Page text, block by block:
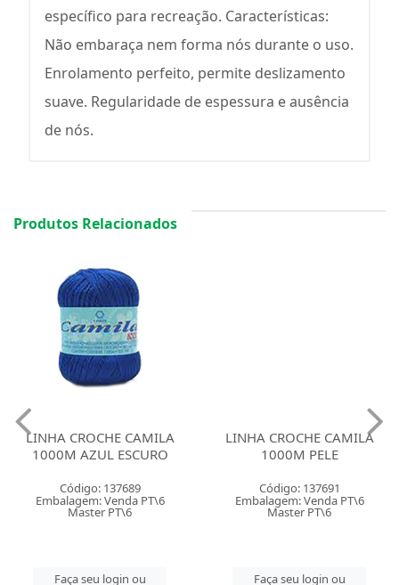
específico para recreação. Características:
Não embaraça nem forma nós durante o uso.
Enrolamento perfeito, permite deslizamento
suave. Regularidade de espessura e ausência
de nós.
Produtos Relacionados
LINHA CROCHE CAMILA
1000M AZUL ESCURO
Código: 137689
Embalagem: Venda PT\6
Master PT\6
Faça seu login ou
LINHA CROCHE CAMILA
1000M PELE
Código: 137691
Embalagem: Venda PT\6
Master PT\6
Faça seu login ou